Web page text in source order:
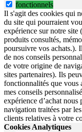
fonctionnels
Il s'agit des cookies qui
du site qui pourraient
expérience sur notre site
produits consultés,
poursuivre vos achats.).
de nos conseils
de votre origine de
sites partenaires). Ils
fonctionnalités que vous
mes conseils
expérience d’achat nous
navigation traitées par
clients relatives à votre
Cookies Analytiques